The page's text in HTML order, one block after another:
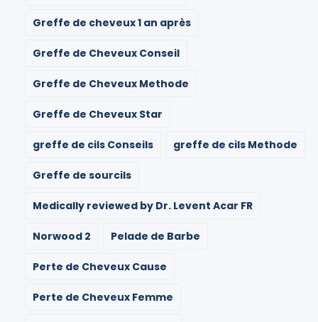
Greffe de cheveux 1 an après
Greffe de Cheveux Conseil
Greffe de Cheveux Methode
Greffe de Cheveux Star
greffe de cils Conseils greffe de cils Methode
Greffe de sourcils
Medically reviewed by Dr. Levent Acar FR
Norwood 2 Pelade de Barbe
Perte de Cheveux Cause
Perte de Cheveux Femme